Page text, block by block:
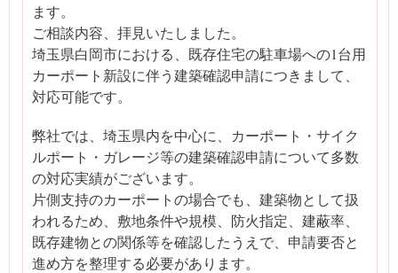
ます。
ご相談内容、拝見いたしました。
埼玉県白岡市における、既存住宅の駐車場への1台用
カーポート新設に伴う建築確認申請につきまして、
対応可能です。
弊社では、埼玉県内を中心に、カーポート・サイク
ルポート・ガレージ等の建築確認申請について多数
の対応実績がございます。
片側支持のカーポートの場合でも、建築物として扱
われるため、敷地条件や規模、防火指定、建蔽率、
既存建物との関係等を確認したうえで、申請要否と
進め方を整理する必要があります。